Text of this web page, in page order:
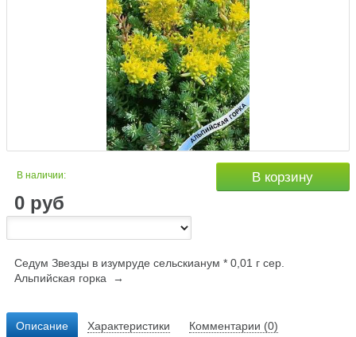
В наличии:
0 руб
В корзину
Седум Звезды в изумруде сельскианум * 0,01 г сер.
Альпийская горка →
Описание Характеристики Комментарии (0)